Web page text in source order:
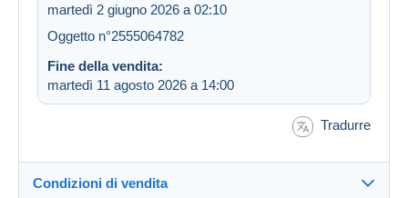
martedì 2 giugno 2026 a 02:10
Oggetto n°2555064782
Fine della vendita:
martedì 11 agosto 2026 a 14:00
Tradurre
Condizioni di vendita